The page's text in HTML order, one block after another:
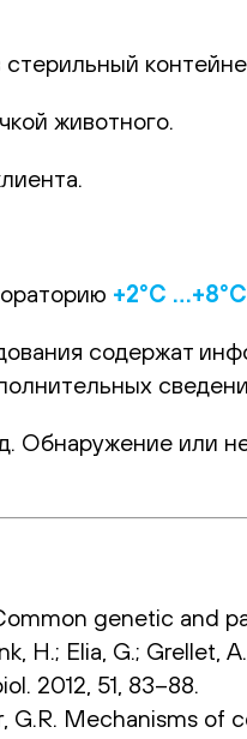
животного.
+2°С
содержат
Обнаружение или
genetic and
H.; Elia, G.; Grellet,
2012, 51, 83–88.
G.R. Mechanisms